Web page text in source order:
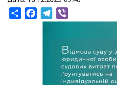
ShareFacebookTelegram